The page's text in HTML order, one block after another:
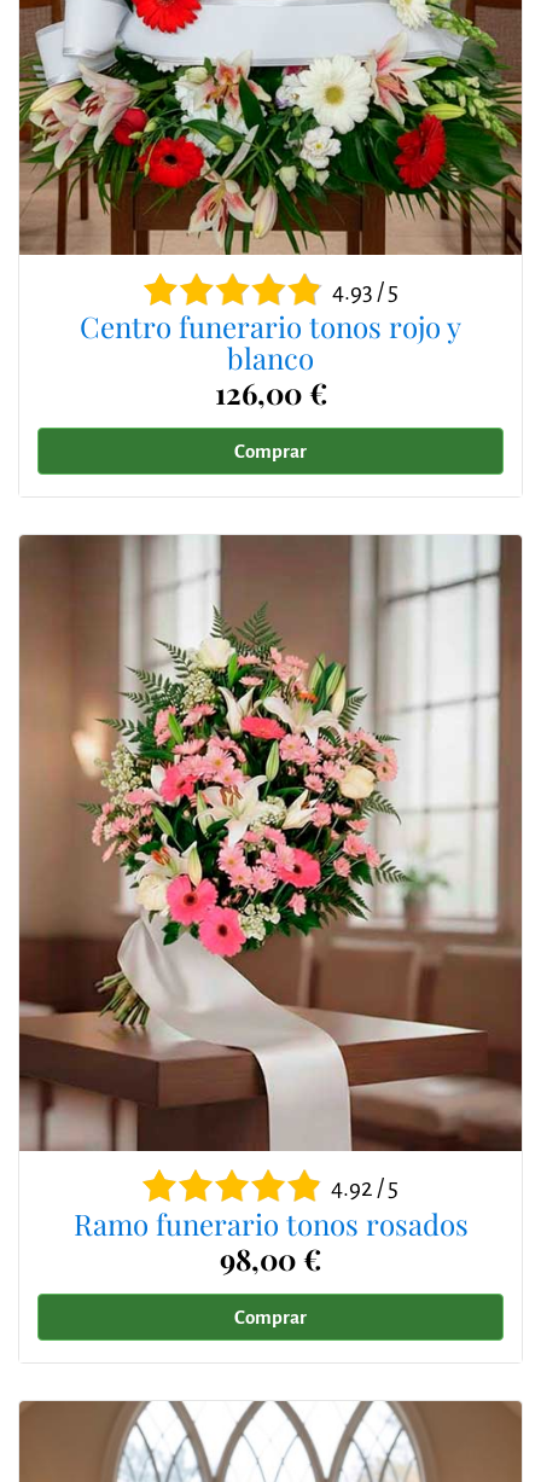
4.93 / 5
Centro funerario tonos rojo y
blanco
126,00 €
Comprar
4.92 / 5
Ramo funerario tonos rosados
98,00 €
Comprar